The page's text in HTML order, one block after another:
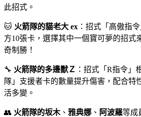
此招式。
🐱 火箭隊的貓老大 ex ：招式「高傲指
方10張卡，選擇其中一個寶可夢的招式
奇制勝！
🔧 火箭隊的多邊獸Ｚ ：招式「R指令」
隊」支援者卡的數量提升傷害，配合特
活多變。
👥 火箭隊的坂木、 雅典娜 、 阿波羅等成